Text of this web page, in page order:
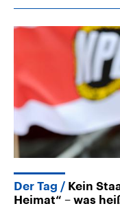
Der Tag
Kein
Heimat“ – was